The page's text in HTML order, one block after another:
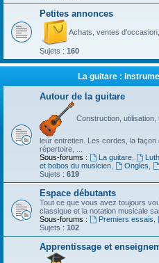
Petites annonces
Achats, ventes d'occasion,
Sujets : 160
La guitare :
Autour de la guitare
Construction,
leur entretien. Les cordes, la
répertoire, ...
Sous-forums :
La guitare,
et bobos du musicien
Ongles
Sujets : 619
Espace débutants
Tout ce que vous avez toujours
classique et la notation musicale
Sous-forums :
Premiers essais
Sujets : 102
Apprentissage et